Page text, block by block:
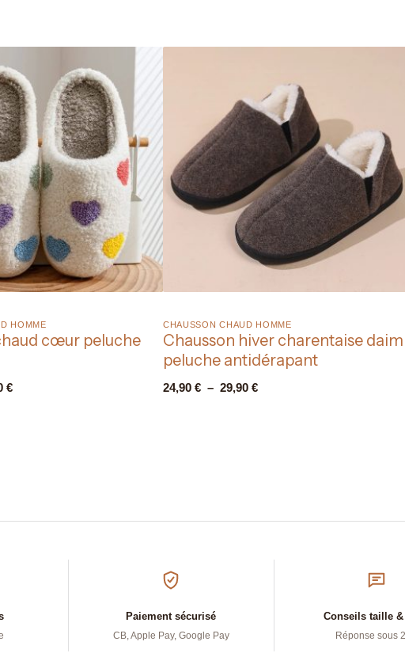
HOMME​
cœur peluche
€
CHAUSSON CHAUD HOMME​
Chausson hiver charentaise daim
peluche antidérapant
24,90 € – 29,90 €
Paiement sécurisé
CB, Apple Pay, Google Pay
Conseils taille
Réponse sous